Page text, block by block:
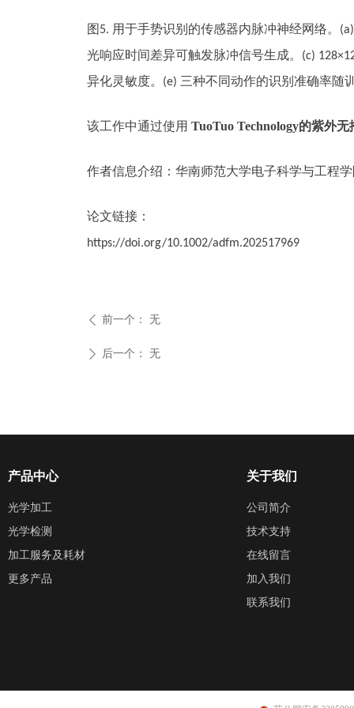
图5. 用于手势识别的传感器内脉冲神经网络。(a)
光响应时间差异可触发脉冲信号生成。(c)
异化灵敏度。(e) 三种不同动作的识别准确率随
该工作中通过使用 TuoTuo Technology的紫外无
作者信息介绍：华南师范大学电子科学与工程
论文链接：
https://doi.org/10.1002/adfm.202517969
ꄴ 前一个： 无
ꄲ 后一个： 无
产品中心
光学加工
光学检测
加工服务及耗材
更多产品
关于我们
公司简介
技术支持
在线留言
加入我们
联系我们